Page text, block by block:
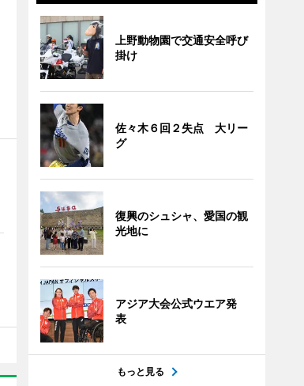
上野動物園で交通安全呼び
掛け
佐々木６回２失点 大リー
グ
復興のシュシャ、愛国の観
光地に
アジア大会公式ウエア発
表
もっと見る